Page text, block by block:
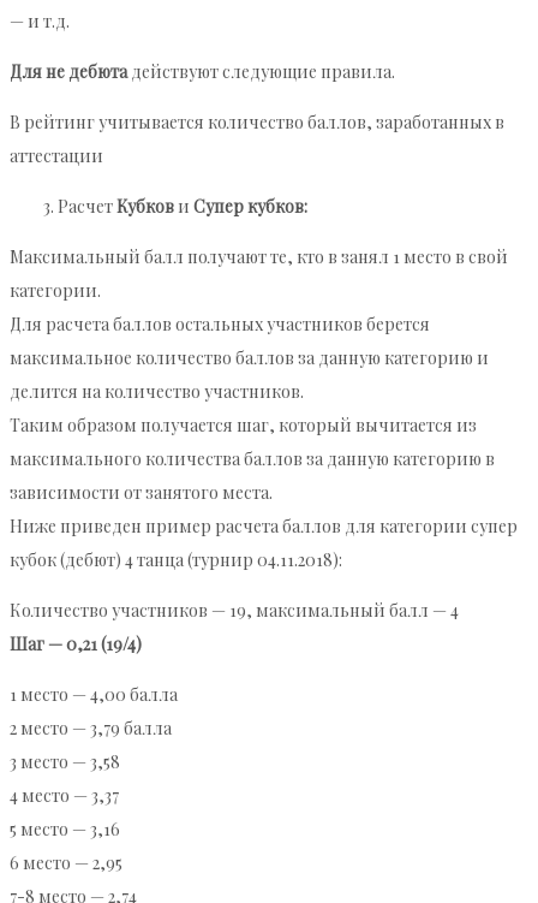
— и т.д.
Для не дебютадействуют следующие правила.
В рейтинг учитывается количество баллов, заработанных в
аттестации
РасчетКубков и Супер кубков:
Максимальный балл получают те, кто в занял 1 место в свой
категории.
Для расчета баллов остальных участников берется
максимальное количество баллов за данную категорию и
делится на количество участников.
Таким образом получается шаг, который вычитается из
максимального количества баллов за данную категорию в
зависимости от занятого места.
Ниже приведен пример расчета баллов для категории супер
кубок (дебют) 4 танца (турнир 04.11.2018):
Количество участников — 19, максимальный балл — 4
Шаг — 0,21 (19/4)
1 место — 4,00 балла
2 место — 3,79 балла
3 место — 3,58
4 место — 3,37
5 место — 3,16
6 место — 2,95
7-8 место — 2,74